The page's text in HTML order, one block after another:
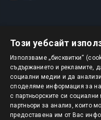
БЮЛЕТИН
Този уебсайт
Използваме „бисквитки“
съдържанието и рекламите,
социални медии и да
споделяме информация за
с партньорските си
партньори за анализ, които
предоставена им от Вас